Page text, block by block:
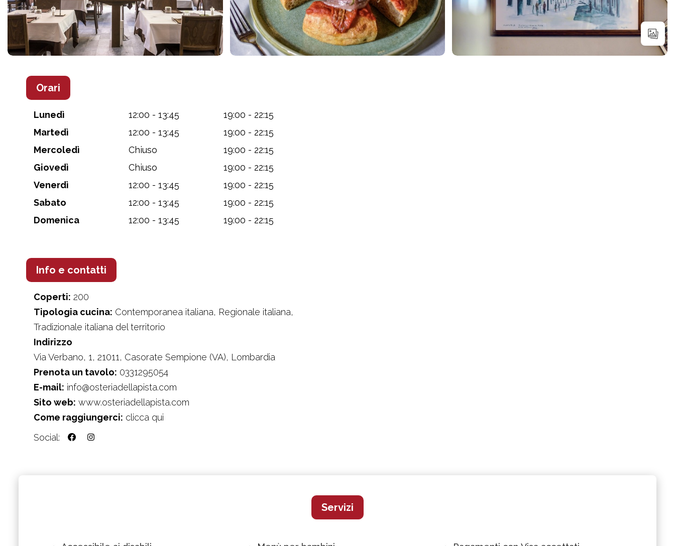
Orari
Lunedì 12:00 - 13:45
19:00 - 22:15
Martedì
12:00 - 13:45
19:00 - 22:15
Mercoledì
Chiuso
19:00 - 22:15
Giovedì
Chiuso
19:00 - 22:15
Venerdì
12:00 - 13:45
19:00 - 22:15
Sabato
12:00 - 13:45
19:00 - 22:15
Domenica
12:00 - 13:45 19:00 - 22:15
Info e contatti
Coperti: 200
Tipologia cucina: Contemporanea italiana, Regionale italiana,
Tradizionale italiana del territorio
Indirizzo
Via Verbano, 1, 21011, Casorate Sempione (VA), Lombardia
Prenota un tavolo: 0331295054
E-mail: info@osteriadellapista.com
Sito web: www.osteriadellapista.com
Come raggiungerci: clicca qui
Social:
Servizi